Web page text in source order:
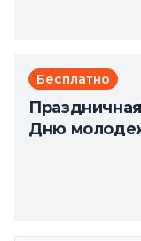
Бесплатно
Дню